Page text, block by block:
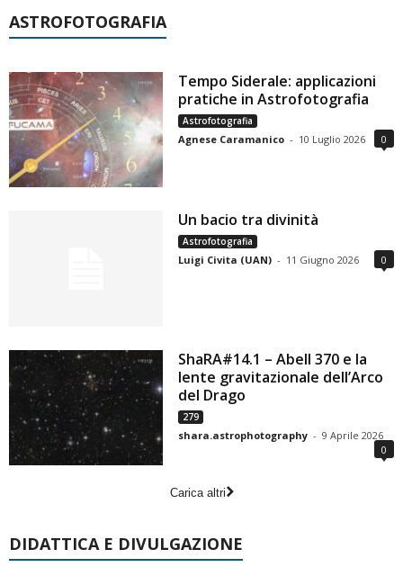
ASTROFOTOGRAFIA
Tempo Siderale: applicazioni
pratiche in Astrofotografia
Astrofotografia
Agnese Caramanico - 10 Luglio 2026 0
Un bacio tra divinità
Astrofotografia
Luigi Civita (UAN) - 11 Giugno 2026 0
ShaRA#14.1 – Abell 370 e la
lente gravitazionale dell’Arco
del Drago
279
shara.astrophotography - 9 Aprile 2026
0
Carica altri
DIDATTICA E DIVULGAZIONE